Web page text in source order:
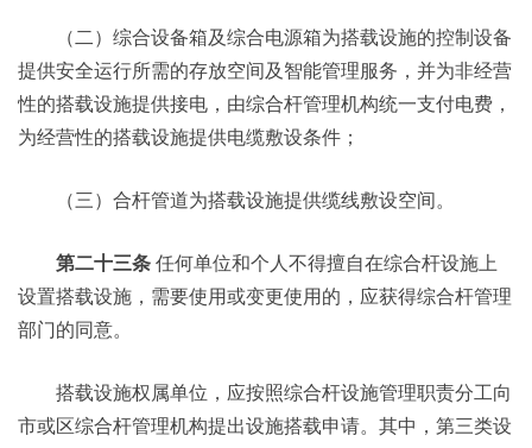
（二）综合设备箱及综合电源箱为搭载设施的控制设备
提供安全运行所需的存放空间及智能管理服务，并为非经营
性的搭载设施提供接电，由综合杆管理机构统一支付电费，
为经营性的搭载设施提供电缆敷设条件；
（三）合杆管道为搭载设施提供缆线敷设空间。
第二十三条 任何单位和个人不得擅自在综合杆设施上
设置搭载设施，需要使用或变更使用的，应获得综合杆管理
部门的同意。
搭载设施权属单位，应按照综合杆设施管理职责分工向
市或区综合杆管理机构提出设施搭载申请。其中，第三类设